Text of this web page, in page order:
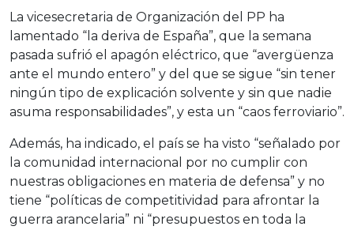
La vicesecretaria de Organización del PP ha
lamentado “la deriva de España”, que la semana
pasada sufrió el apagón eléctrico, que “avergüenza
ante el mundo entero” y del que se sigue “sin tener
ningún tipo de explicación solvente y sin que nadie
asuma responsabilidades”, y esta un “caos ferroviario”.
Además, ha indicado, el país se ha visto “señalado por
la comunidad internacional por no cumplir con
nuestras obligaciones en materia de defensa” y no
tiene “políticas de competitividad para afrontar la
guerra arancelaria” ni “presupuestos en toda la